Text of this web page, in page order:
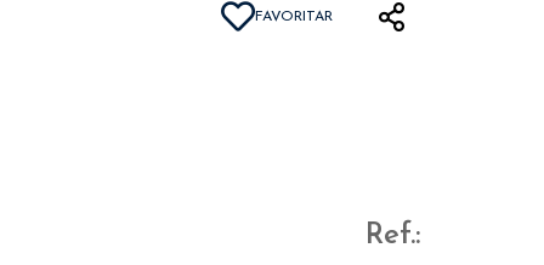
FAVORITAR
Ref.: